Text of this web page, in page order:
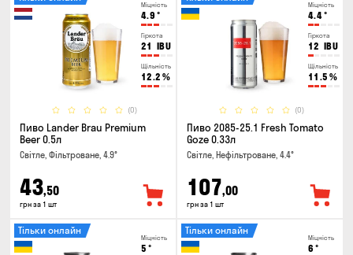
Міцність
4.9 °
Гіркота
21 IBU
Щільність
12.2 %
(0)
Пиво Lander Brau Premium
Beer 0.5л
Світле, Фільтроване, 4.9°
43,50
грн за 1 шт
Міцність
4.4°
Гіркота
12 IBU
Щільність
11.5 %
(0)
Пиво 2085-25.1 Fresh Tomato
Goze 0.33л
Світле, Нефільтроване, 4.4°
107,00
грн за 1 шт
Міцність
5 °
Тільки онлайн
Міцність
6 °
Тільки онлайн